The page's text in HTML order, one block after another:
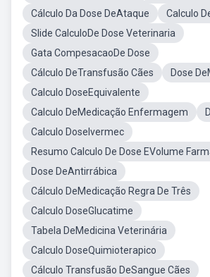
Cálculo Da Dose DeAtaque
Calculo
Slide CalculoDe Dose Veterinaria
Gata CompesacaoDe Dose
Cálculo DeTransfusão Cães
Dose
Calculo DoseEquivalente
Calculo DeMedicação Enfermagem
Calculo DoseIvermec
Resumo Calculo De Dose EVolume
Dose DeAntirrábica
Cálculo DeMedicação Regra De Três
Calculo DoseGlucatime
Tabela DeMedicina Veterinária
Calculo DoseQuimioterapico
Cálculo Transfusão DeSangue Cães